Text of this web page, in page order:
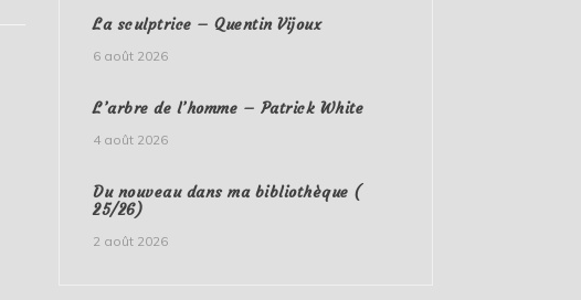
La sculptrice – Quentin Vijoux
6 août 2026
L’arbre de l’homme – Patrick White
4 août 2026
Du nouveau dans ma bibliothèque (
25/26)
2 août 2026